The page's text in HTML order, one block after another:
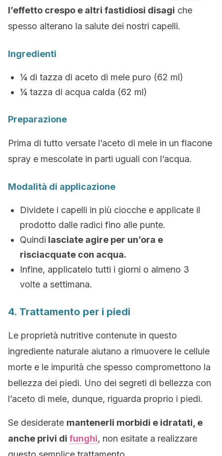
l’effetto crespo e altri fastidiosi disagi che
spesso alterano la salute dei nostri capelli.
Ingredienti
¼ di tazza di aceto di mele puro (62 ml)
¼ tazza di acqua calda (62 ml)
Preparazione
Prima di tutto versate l’aceto di mele in un flacone
spray e mescolate in parti uguali con l’acqua.
Modalità di applicazione
Dividete i capelli in più ciocche e applicate il
prodotto dalle radici fino alle punte.
Quindi lasciate agire per un’ora e
risciacquate con acqua.
Infine, applicatelo tutti i giorni o almeno 3
volte a settimana.
4. Trattamento per i piedi
Le proprietà nutritive contenute in questo
ingrediente naturale aiutano a rimuovere le cellule
morte e le impurità che spesso compromettono la
bellezza dei piedi. Uno dei segreti di bellezza con
l’aceto di mele, dunque, riguarda proprio i piedi.
Se desiderate mantenerli morbidi e idratati, e
anche privi di funghi, non esitate a realizzare